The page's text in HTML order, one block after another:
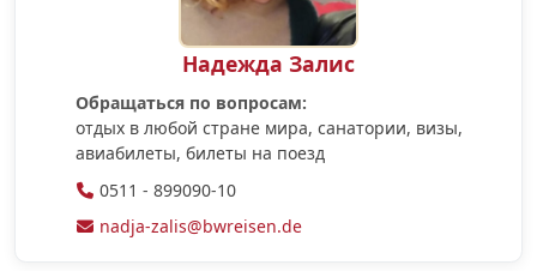
Надежда Залис
Обращаться по вопросам:
отдых в любой стране мира, санатории, визы,
aвиабилеты, билеты на поезд
0511 - 899090-10
nadja-zalis@bwreisen.de